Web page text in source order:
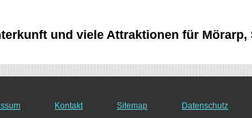
und viele Attraktionen für Mörarp,
Kontakt Sitemap Datenschutz